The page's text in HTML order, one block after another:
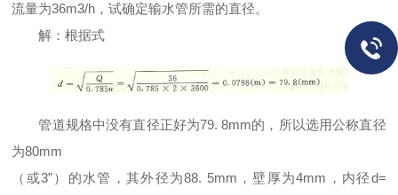
流量为36m3/h，试确定输水管所需的直径。
解：根据式
管道规格中没有直径正好为79. 8mm的，所以选用公称直径
为80mm
（或3”）的水管，其外径为88. 5mm，壁厚为4mm，内径d=